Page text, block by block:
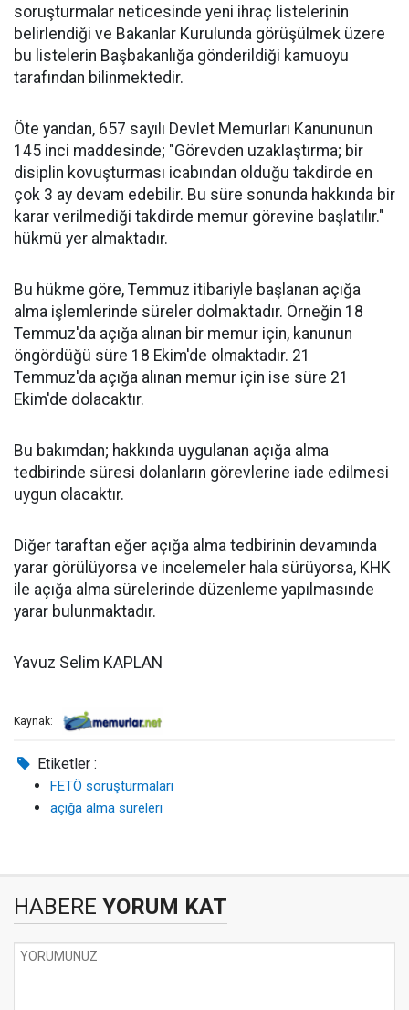
soruşturmalar neticesinde yeni ihraç listelerinin
belirlendiği ve Bakanlar Kurulunda görüşülmek üzere
bu listelerin Başbakanlığa gönderildiği kamuoyu
tarafından bilinmektedir.
Öte yandan, 657 sayılı Devlet Memurları Kanununun
145 inci maddesinde; "Görevden uzaklaştırma; bir
disiplin kovuşturması icabından olduğu takdirde en
çok 3 ay devam edebilir. Bu süre sonunda hakkında bir
karar verilmediği takdirde memur görevine başlatılır."
hükmü yer almaktadır.
Bu hükme göre, Temmuz itibariyle başlanan açığa
alma işlemlerinde süreler dolmaktadır. Örneğin 18
Temmuz'da açığa alınan bir memur için, kanunun
öngördüğü süre 18 Ekim'de olmaktadır. 21
Temmuz'da açığa alınan memur için ise süre 21
Ekim'de dolacaktır.
Bu bakımdan; hakkında uygulanan açığa alma
tedbirinde süresi dolanların görevlerine iade edilmesi
uygun olacaktır.
Diğer taraftan eğer açığa alma tedbirinin devamında
yarar görülüyorsa ve incelemeler hala sürüyorsa, KHK
ile açığa alma sürelerinde düzenleme yapılmasınde
yarar bulunmaktadır.
Yavuz Selim KAPLAN
Kaynak:
Etiketler :
FETÖ soruşturmaları
açığa alma süreleri
HABERE YORUM KAT